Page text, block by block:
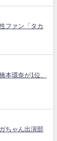
ファン「タカ
本環奈が1位、
ちゃん出演部